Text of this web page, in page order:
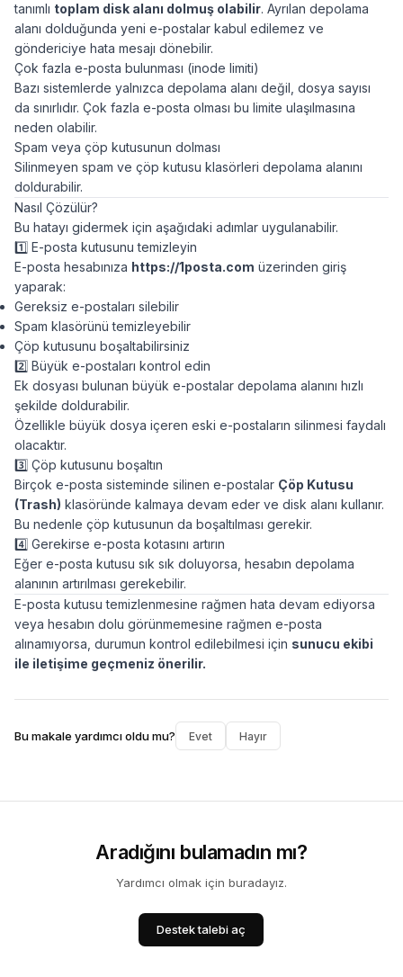
tanımlı toplam disk alanı dolmuş olabilir. Ayrılan depolama
alanı dolduğunda yeni e-postalar kabul edilemez ve
göndericiye hata mesajı dönebilir.
Çok fazla e-posta bulunması (inode limiti)
Bazı sistemlerde yalnızca depolama alanı değil, dosya sayısı
da sınırlıdır. Çok fazla e-posta olması bu limite ulaşılmasına
neden olabilir.
Spam veya çöp kutusunun dolması
Silinmeyen spam ve çöp kutusu klasörleri depolama alanını
doldurabilir.
Nasıl Çözülür?
Bu hatayı gidermek için aşağıdaki adımlar uygulanabilir.
1️⃣ E-posta kutusunu temizleyin
E-posta hesabınıza https://1posta.com üzerinden giriş
yaparak:
Gereksiz e-postaları silebilir
Spam klasörünü temizleyebilir
Çöp kutusunu boşaltabilirsiniz
2️⃣ Büyük e-postaları kontrol edin
Ek dosyası bulunan büyük e-postalar depolama alanını hızlı
şekilde doldurabilir.
Özellikle büyük dosya içeren eski e-postaların silinmesi faydalı
olacaktır.
3️⃣ Çöp kutusunu boşaltın
Birçok e-posta sisteminde silinen e-postalar Çöp Kutusu
(Trash) klasöründe kalmaya devam eder ve disk alanı kullanır.
Bu nedenle çöp kutusunun da boşaltılması gerekir.
4️⃣ Gerekirse e-posta kotasını artırın
Eğer e-posta kutusu sık sık doluyorsa, hesabın depolama
alanının artırılması gerekebilir.
E-posta kutusu temizlenmesine rağmen hata devam ediyorsa
veya hesabın dolu görünmemesine rağmen e-posta
alınamıyorsa, durumun kontrol edilebilmesi için sunucu ekibi
ile iletişime geçmeniz önerilir.
Bu makale yardımcı oldu mu? Evet Hayır
Aradığını bulamadın mı?
Yardımcı olmak için buradayız.
Destek talebi aç